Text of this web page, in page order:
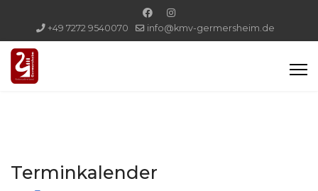
+49 7272 9540070 info@kmv-germersheim.de
Terminkalender